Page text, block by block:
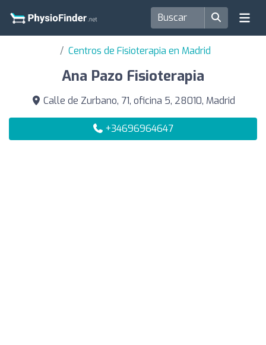
Centros de Fisioterapia en Madrid
Ana Pazo Fisioterapia
Calle de Zurbano, 71, oficina 5, 28010, Madrid
+34696964647